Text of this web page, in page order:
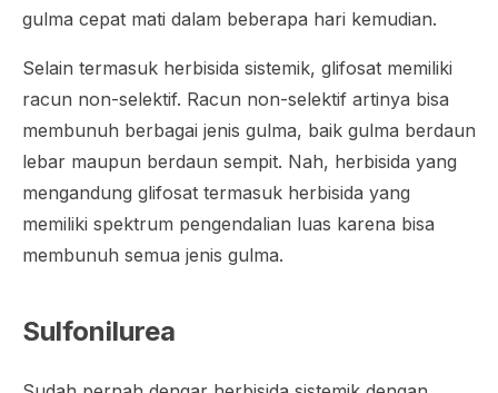
gulma cepat mati dalam beberapa hari kemudian.
Selain termasuk herbisida sistemik, glifosat memiliki
racun non-selektif. Racun non-selektif artinya bisa
membunuh berbagai jenis gulma, baik gulma berdaun
lebar maupun berdaun sempit. Nah, herbisida yang
mengandung glifosat termasuk herbisida yang
memiliki spektrum pengendalian luas karena bisa
membunuh semua jenis gulma.
Sulfonilurea